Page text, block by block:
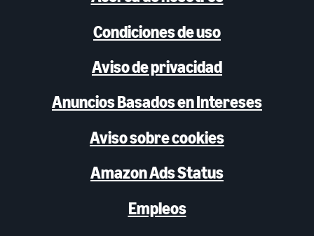
Condiciones de uso
Aviso de privacidad
Anuncios Basados en Intereses
Aviso sobre cookies
Amazon Ads Status
Empleos